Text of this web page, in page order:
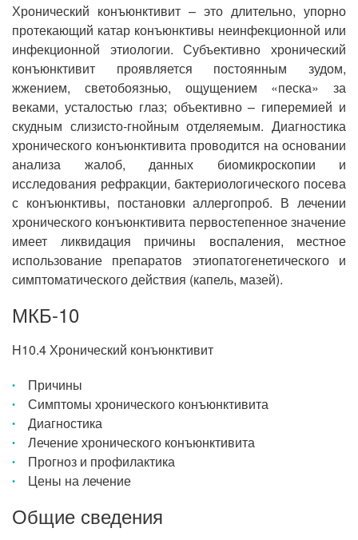
Хронический конъюнктивит – это длительно, упорно
протекающий катар конъюнктивы неинфекционной или
инфекционной этиологии. Субъективно хронический
конъюнктивит проявляется постоянным зудом,
жжением, светобоязнью, ощущением «песка» за
веками, усталостью глаз; объективно – гиперемией и
скудным слизисто-гнойным отделяемым. Диагностика
хронического конъюнктивита проводится на основании
анализа жалоб, данных биомикроскопии и
исследования рефракции, бактериологического посева
с конъюнктивы, постановки аллергопроб. В лечении
хронического конъюнктивита первостепенное значение
имеет ликвидация причины воспаления, местное
использование препаратов этиопатогенетического и
симптоматического действия (капель, мазей).
МКБ-10
H10.4 Хронический конъюнктивит
Причины
Симптомы хронического конъюнктивита
Диагностика
Лечение хронического конъюнктивита
Прогноз и профилактика
Цены на лечение
Общие сведения